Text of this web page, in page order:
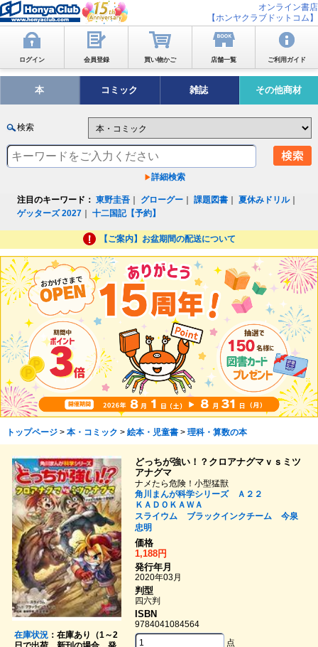
オンライン書店
【ホンヤクラブドットコム】
ログイン 会員登録 買い物かご 店舗一覧 ご利用ガイド
本 コミック 雑誌 その他商材
検索
詳細検索
注目のキーワード： 東野圭吾 グローグー ｜課題図書 ｜夏休みドリル｜
ゲッターズ 2027 ｜十二国記【予約】
【ご案内】お盆期間の配送について
トップページ> 本・コミック > 絵本・児童書> 理科・算数の本
在庫状況：在庫あり（1～2
どっちが強い！？クロアナグマｖｓミツ
アナグマ
ナメたら危険！小型猛獣
角川まんが科学シリーズ Ａ２２
ＫＡＤＯＫＡＷＡ
スライウム
ブラックインクチーム
今泉
忠明
価格
1,188円
発行年月
2020年03月
判型
四六判
ISBN
9784041084564
点